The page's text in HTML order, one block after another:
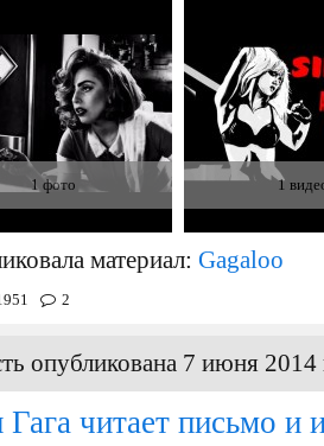
1 фото 1
материал: Gagaloo
2
опубликована 7 июня 2014
читает письмо и